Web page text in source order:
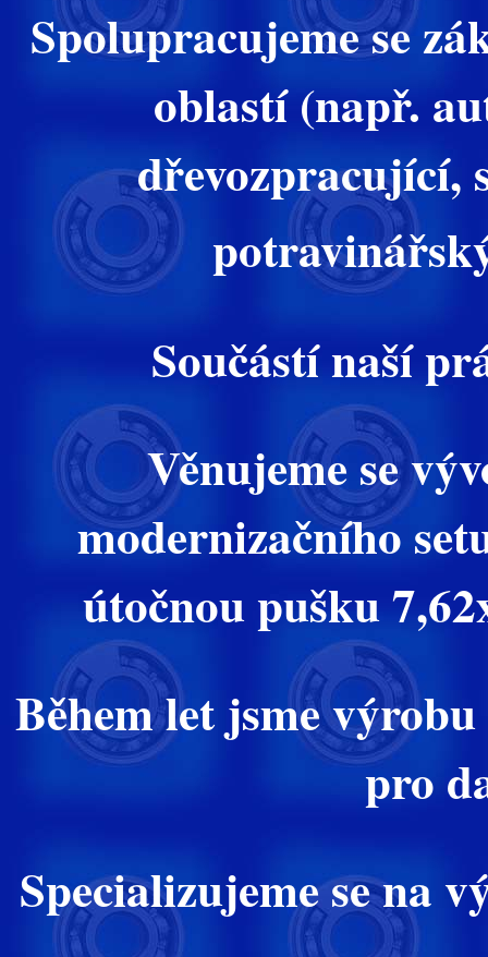
Spolupracujeme se
oblastí (např.
dřevozpracující,
Součástí naší
Věnujeme se
modernizačního
útočnou pušku
Během let jsme
pro
Specializujeme se na